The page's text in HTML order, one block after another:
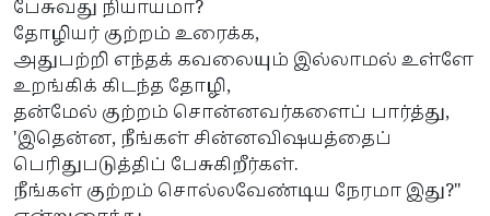
பேசுவது நியாயமா?
தோழியர் குற்றம் உரைக்க,
அதுபற்றி எந்தக் கவலையும் இல்லாமல் உள்ளே
உறங்கிக் கிடந்த தோழி,
தன்மேல் குற்றம் சொன்னவர்களைப் பார்த்து,
'இதென்ன, நீங்கள் சின்னவிஷயத்தைப்
பெரிதுபடுத்திப் பேசுகிறீர்கள்.
நீங்கள் குற்றம் சொல்லவேண்டிய நேரமா இது?"